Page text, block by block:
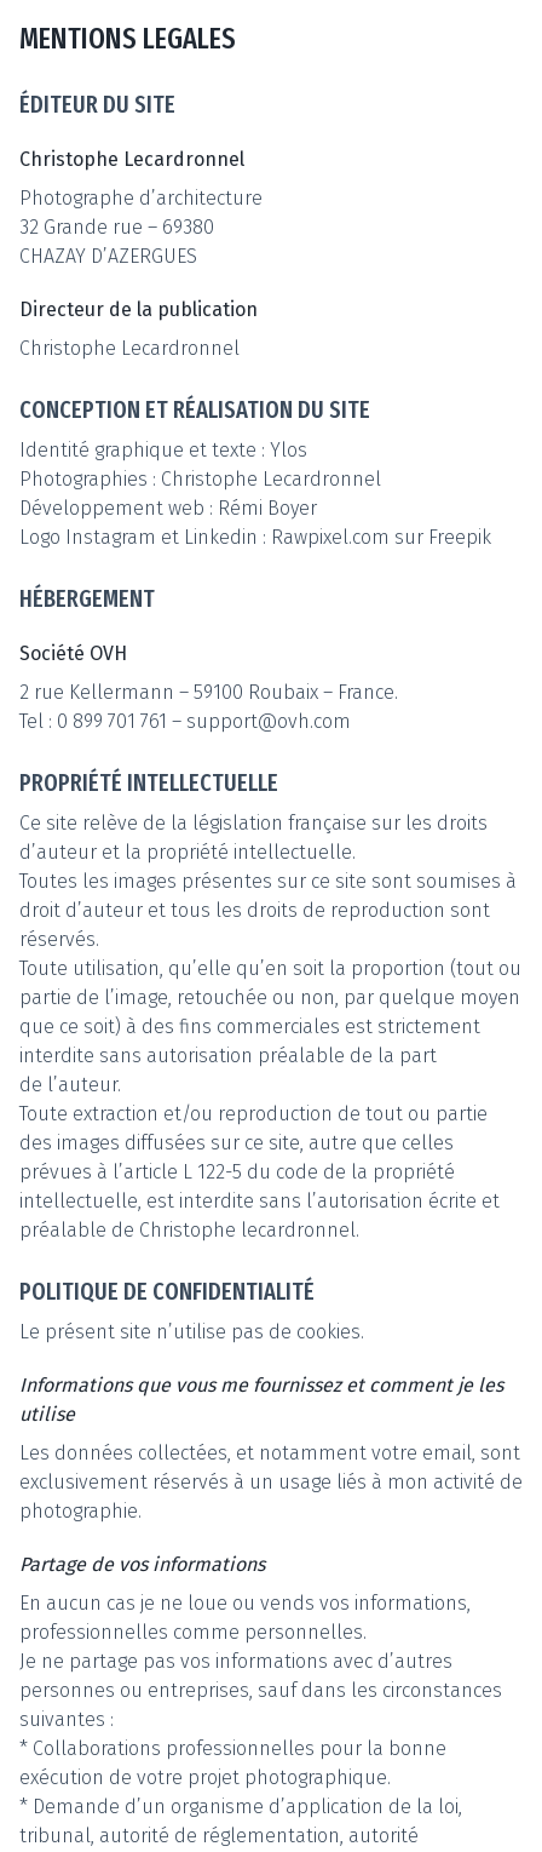
MENTIONS LEGALES
ÉDITEUR DU SITE
Christophe Lecardronnel
Photographe d’architecture
32 Grande rue – 69380
CHAZAY D’AZERGUES
Directeur de la publication
Christophe Lecardronnel
CONCEPTION ET RÉALISATION DU SITE
Identité graphique et texte : Ylos
Photographies : Christophe Lecardronnel
Développement web : Rémi Boyer
Logo Instagram et Linkedin : Rawpixel.com sur Freepik
HÉBERGEMENT
Société OVH
2 rue Kellermann – 59100 Roubaix – France.
Tel : 0 899 701 761 – support@ovh.com
PROPRIÉTÉ INTELLECTUELLE
Ce site relève de la législation française sur les droits
d’auteur et la propriété intellectuelle.
Toutes les images présentes sur ce site sont soumises à
droit d’auteur et tous les droits de reproduction sont
réservés.
Toute utilisation, qu’elle qu’en soit la proportion (tout ou
partie de l’image, retouchée ou non, par quelque moyen
que ce soit) à des fins commerciales est strictement
interdite sans autorisation préalable de la part
de l’auteur.
Toute extraction et/ou reproduction de tout ou partie
des images diffusées sur ce site, autre que celles
prévues à l’article L 122-5 du code de la propriété
intellectuelle, est interdite sans l’autorisation écrite et
préalable de Christophe lecardronnel.
POLITIQUE DE CONFIDENTIALITÉ
Le présent site n’utilise pas de cookies.
Informations que vous me fournissez et comment je les
utilise
Les données collectées, et notamment votre email, sont
exclusivement réservés à un usage liés à mon activité de
photographie.
Partage de vos informations
En aucun cas je ne loue ou vends vos informations,
professionnelles comme personnelles.
Je ne partage pas vos informations avec d’autres
personnes ou entreprises, sauf dans les circonstances
suivantes :
* Collaborations professionnelles pour la bonne
exécution de votre projet photographique.
* Demande d’un organisme d’application de la loi,
tribunal, autorité de réglementation, autorité